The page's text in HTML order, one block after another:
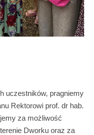
uczestników, pragniemy
Rektorowi prof. dr hab.
za możliwość
Dworku oraz za